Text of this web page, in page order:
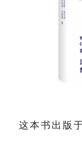
这本书出版